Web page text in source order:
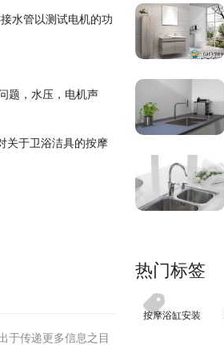
水管以测试电机的功
题，水压，电机声
关于卫浴洁具的按摩
于传递更多信息之目
热门标签
按摩浴缸安装